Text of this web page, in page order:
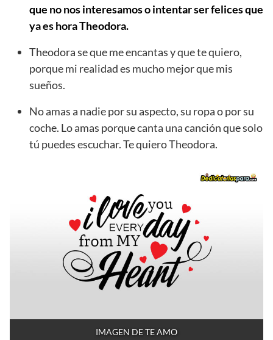
que no nos interesamos o intentar ser felices que
ya es hora Theodora.
Theodora se que me encantas y que te quiero,
porque mi realidad es mucho mejor que mis
sueños.
No amas a nadie por su aspecto, su ropa o por su
coche. Lo amas porque canta una canción que solo
tú puedes escuchar. Te quiero Theodora.
IMAGEN DE TE AMO